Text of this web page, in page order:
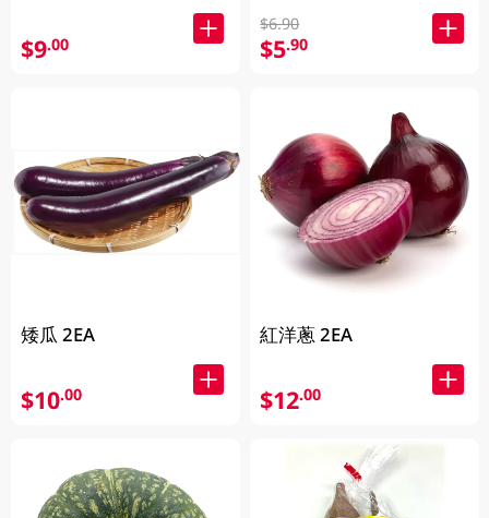
$9.00
矮瓜 2EA
$10.00
$6.90
$5.90
紅洋蔥 2EA
$12.00